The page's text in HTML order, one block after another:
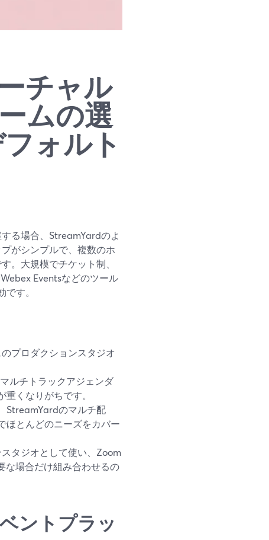
チャル
ムの選
ォルト
る場合、StreamYardのよ
がシンプルで、複数のホ
。大規模でチケット制、
Eventsなどのツール
す。
プロダクションスタジオ
ルチトラックアジェンダ
くなりがちです。
StreamYardのマルチ配
ほとんどのニーズをカバー
タジオとして使い、Zoom
な場合だけ組み合わせるの
ントプラッ